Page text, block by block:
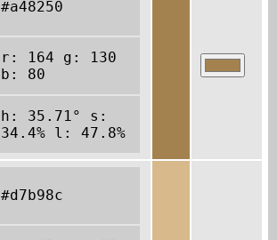
#a48250
r: 164 g: 130
b: 80
h: 35.71° s:
34.4% l: 47.8%
#d7b98c